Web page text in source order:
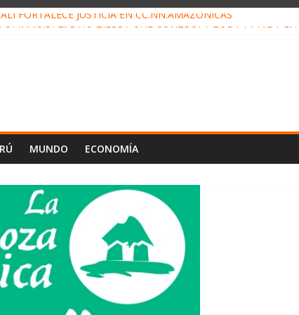
FORTALECE JUSTICIA EN CC.NN.AMAZÓNICAS
MUNDO ECONOMÍA